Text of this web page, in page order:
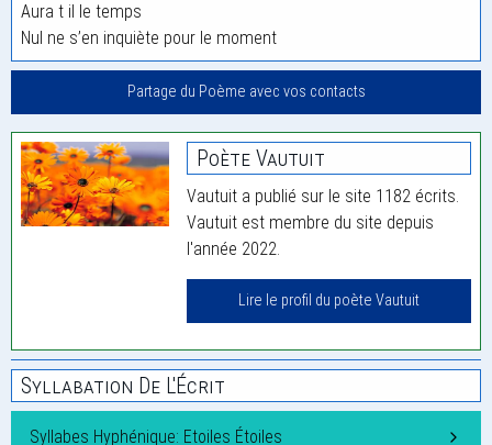
Aura t il le temps
Nul ne s’en inquiète pour le moment
Partage du Poème avec vos contacts
Poète Vautuit
Vautuit a publié sur le site 1182 écrits.
Vautuit est membre du site depuis
l'année 2022.
Lire le profil du poète Vautuit
Syllabation De L'Écrit
Syllabes Hyphénique: Etoiles Étoiles